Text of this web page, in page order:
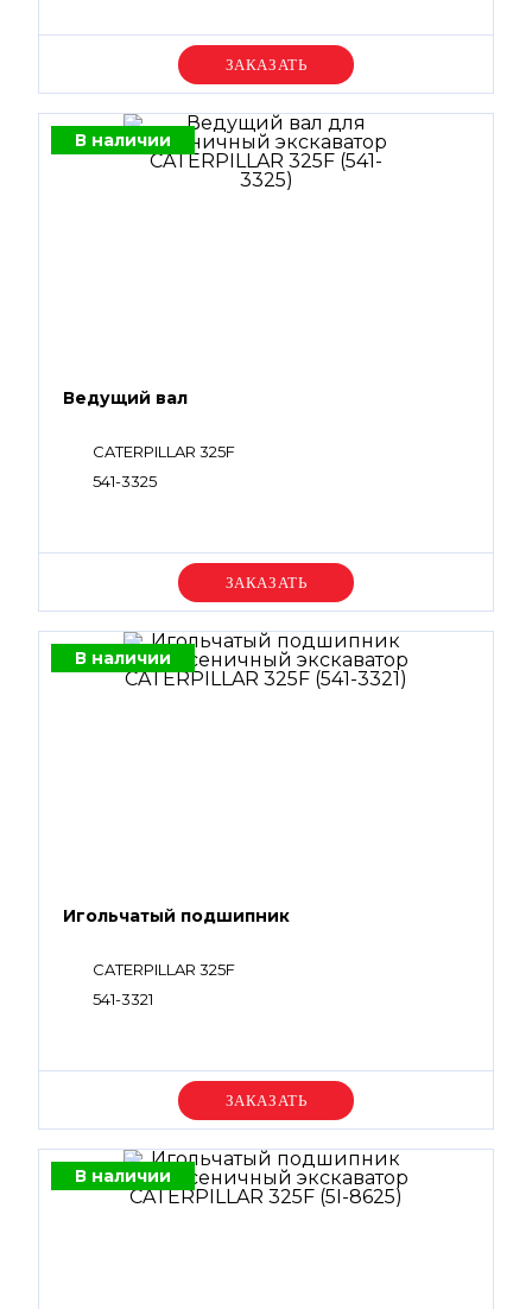
Уточняйте цену
В наличии
Ведущий вал
CATERPILLAR 325F
541-3325
Уточняйте цену
В наличии
Игольчатый подшипник
CATERPILLAR 325F
541-3321
Уточняйте цену
В наличии